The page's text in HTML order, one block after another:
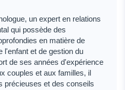
un expert en relations
qui possède des
en matière de
l'enfant et de gestion du
de ses années d'expérience
couples et aux familles, il
précieuses et des conseils